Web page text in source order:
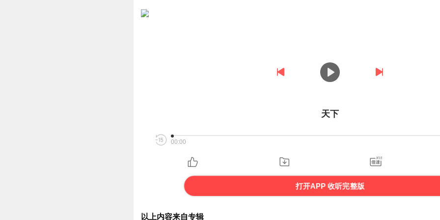
天下
00:00
打开APP 收听完整版
以上内容来自专辑